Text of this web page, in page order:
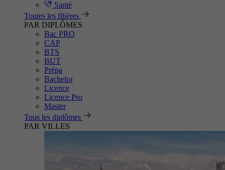
Santé
Toutes les filières
PAR DIPLÔMES
Bac PRO
CAP
BTS
BUT
Prépa
Bachelor
Licence
Licence Pro
Master
Tous les diplômes
PAR VILLES